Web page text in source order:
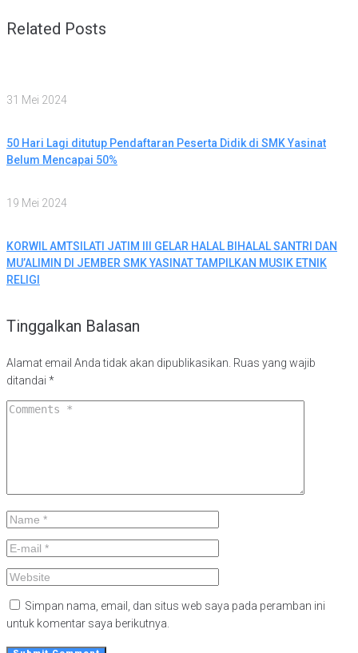
Related Posts
31 Mei 2024
50 Hari Lagi ditutup Pendaftaran Peserta Didik di SMK Yasinat
Belum Mencapai 50%
19 Mei 2024
KORWIL AMTSILATI JATIM III GELAR HALAL BIHALAL SANTRI DAN
MU’ALIMIN DI JEMBER SMK YASINAT TAMPILKAN MUSIK ETNIK
RELIGI
Tinggalkan Balasan
Alamat email Anda tidak akan dipublikasikan. Ruas yang wajib
ditandai *
Simpan nama, email, dan situs web saya pada peramban ini
untuk komentar saya berikutnya.